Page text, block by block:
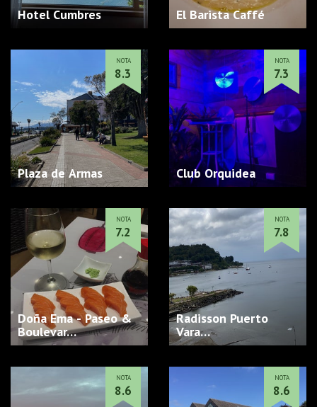
Hotel Cumbres El Barista Caffé
Plaza de Armas
NOTA
8.3
Club Orquidea
NOTA
7.3
Doña Ema - Paseo &
Boulevar…
NOTA
7.2
Radisson Puerto
Vara…
NOTA
7.8
NOTA
8.6
NOTA
8.6